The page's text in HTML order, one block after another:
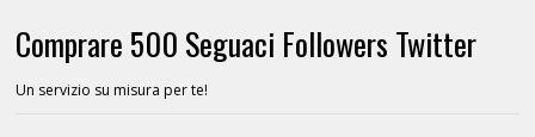
Comprare 500 Seguaci Followers Twitter
Un servizio su misura per te!